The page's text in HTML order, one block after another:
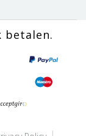
betalen.